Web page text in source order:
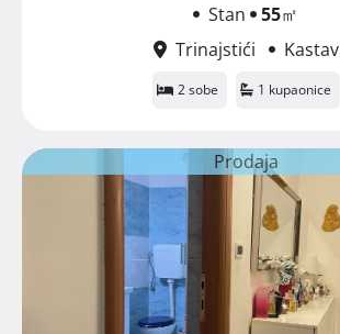
Stan 55㎡
Trinajstići
Kastav
2 sobe 1 kupaonice
Prodaja